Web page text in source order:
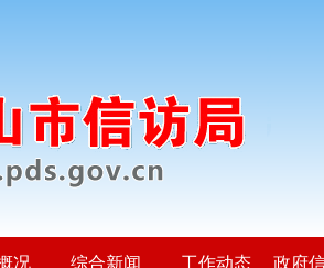
况 综合新闻 工作动态 政府